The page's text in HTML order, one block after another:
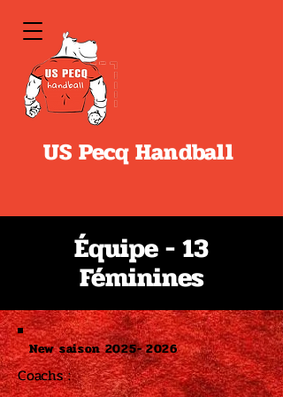
US Pecq Handball
Équipe - 13
Féminines
New saison2025- 2026
Coachs :